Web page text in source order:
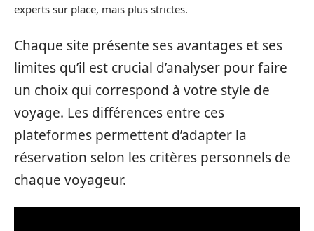
experts sur place, mais plus strictes.
Chaque site présente ses avantages et ses
limites qu’il est crucial d’analyser pour faire
un choix qui correspond à votre style de
voyage. Les différences entre ces
plateformes permettent d’adapter la
réservation selon les critères personnels de
chaque voyageur.